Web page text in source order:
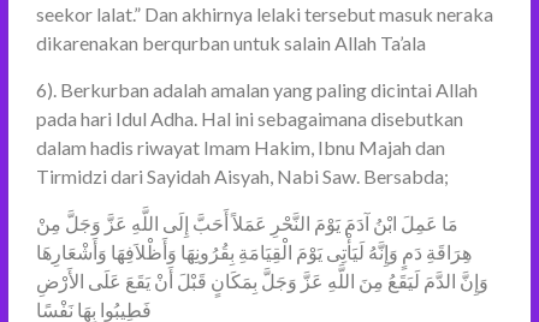
seekor lalat.” Dan akhirnya lelaki tersebut masuk neraka
dikarenakan berqurban untuk salain Allah Ta’ala
6). Berkurban adalah amalan yang paling dicintai Allah
pada hari Idul Adha. Hal ini sebagaimana disebutkan
dalam hadis riwayat Imam Hakim, Ibnu Majah dan
Tirmidzi dari Sayidah Aisyah, Nabi Saw. Bersabda;
مَا عَمِلَ ابْنُ آدَمَ يَوْمَ النَّحْرِ عَمَلاً أَحَبَّ إِلَى اللَّهِ عَزَّ وَجَلَّ مِنْ
هِرَاقَةِ دَمٍ وَإِنَّهُ لَيَأْتِى يَوْمَ الْقِيَامَةِ بِقُرُونِهَا وَأَظْلاَفِهَا وَأَشْعَارِهَا
وَإِنَّ الدَّمَ لَيَقَعُ مِنَ اللَّهِ عَزَّ وَجَلَّ بِمَكَانٍ قَبْلَ أَنْ يَقَعَ عَلَى الأَرْضِ
فَطِيبُوا بِهَا نَفْسًا